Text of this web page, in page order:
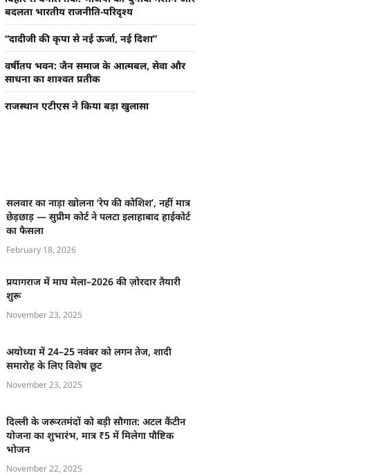
बदलता भारतीय राजनीति-परिदृश्य
“दादीजी की कृपा से नई ऊर्जा, नई दिशा”
वर्षीतप भवन: जैन समाज के आत्मबल, सेवा और
साधना का शाश्वत प्रतीक
राजस्थान एटीएस ने किया बड़ा खुलासा
सलवार का नाड़ा खोलना ‘रेप की कोशिश’, नहीं मात्र
छेड़छाड़ — सुप्रीम कोर्ट ने पलटा इलाहाबाद हाईकोर्ट
का फैसला
February 18, 2026
प्रयागराज में माघ मेला–2026 की ज़ोरदार तैयारी
शुरू
November 23, 2025
अयोध्या में 24–25 नवंबर को लगन तेज, शादी
समारोह के लिए विशेष छूट
November 23, 2025
दिल्ली के जरूरतमंदों को बड़ी सौगात: अटल कैंटीन
योजना का शुभारंभ, मात्र ₹5 में मिलेगा पौष्टिक
भोजन
November 22, 2025